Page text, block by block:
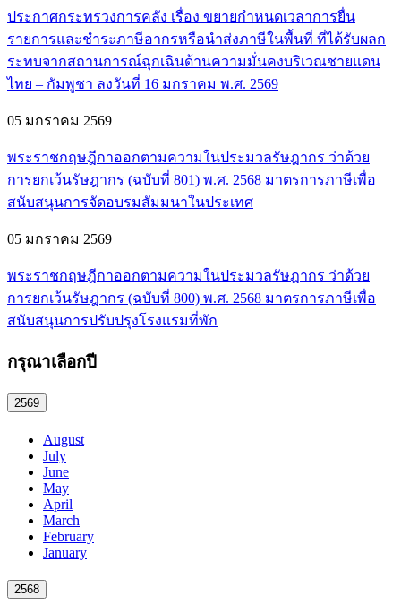
ประกาศกระทรวงการคลัง เรื่อง ขยายกำหนดเวลาการยื่น
รายการและชำระภาษีอากรหรือนำส่งภาษีในพื้นที่ ที่ได้รับผลก
ระทบจากสถานการณ์ฉุกเฉินด้านความมั่นคงบริเวณชายแดน
ไทย – กัมพูชา ลงวันที่ 16 มกราคม พ.ศ. 2569
05 มกราคม 2569
พระราชกฤษฎีกาออกตามความในประมวลรัษฎากร ว่าด้วย
การยกเว้นรัษฎากร (ฉบับที่ 801) พ.ศ. 2568 มาตรการภาษีเพื่อ
สนับสนุนการจัดอบรมสัมมนาในประเทศ
05 มกราคม 2569
พระราชกฤษฎีกาออกตามความในประมวลรัษฎากร ว่าด้วย
การยกเว้นรัษฎากร (ฉบับที่ 800) พ.ศ. 2568 มาตรการภาษีเพื่อ
สนับสนุนการปรับปรุงโรงแรมที่พัก
กรุณาเลือกปี
2569
August
July
June
May
April
March
February
January
2568